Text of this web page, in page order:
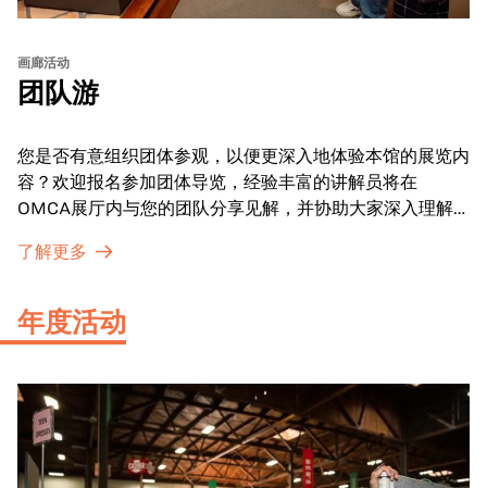
画廊活动
团队游
您是否有意组织团体参观，以便更深入地体验本馆的展览内
容？欢迎报名参加团体导览，经验丰富的讲解员将在
OMCA展厅内与您的团队分享见解，并协助大家深入理解
了解更多
年度活动